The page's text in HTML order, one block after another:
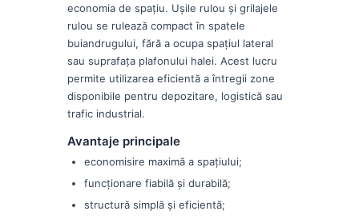
economia de spațiu. Ușile rulou și grilajele
rulou se rulează compact în spatele
buiandrugului, fără a ocupa spațiul lateral
sau suprafața plafonului halei. Acest lucru
permite utilizarea eficientă a întregii zone
disponibile pentru depozitare, logistică sau
trafic industrial.
Avantaje principale
economisire maximă a spațiului;
funcționare fiabilă și durabilă;
structură simplă și eficientă;